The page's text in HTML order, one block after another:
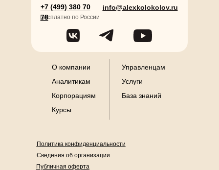
Политика конфиденциальности
Публичная оферта
Сведения об организации
+7 (499) 380 70
78
Бесплатно по России
info@alexkolokolov.ru
Аналитикам
Управленцам
Корпорациям База знаний
Услуги
Курсы
О компании